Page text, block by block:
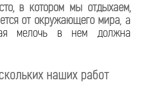
в котором мы отдыхаем,
от окружающего мира, а
мелочь в нем должна
наших работ